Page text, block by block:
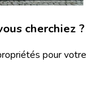
cherchiez ?
pour votre